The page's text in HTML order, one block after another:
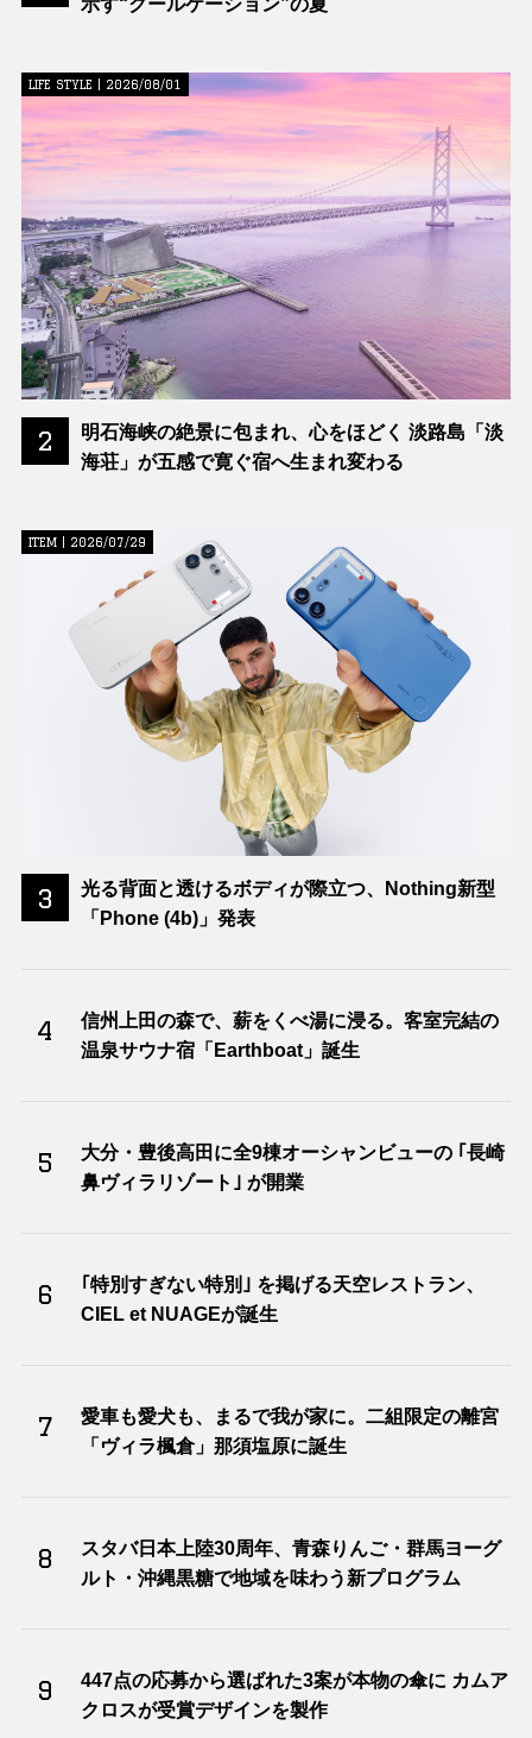
2
LIFE STYLE | 2026/08/01
明石海峡の絶景に包まれ、心をほどく 淡路島「淡
海荘」が五感で寛ぐ宿へ生まれ変わる
3
ITEM | 2026/07/29
光る背面と透けるボディが際立つ、Nothing新型
「Phone (4b)」発表
4
信州上田の森で、薪をくべ湯に浸る。客室完結の
温泉サウナ宿「Earthboat」誕生
5
大分・豊後高田に全9棟オーシャンビューの ｢長崎
鼻ヴィラリゾート｣ が開業
6
｢特別すぎない特別｣ を掲げる天空レストラン、
CIEL et NUAGEが誕生
7
愛車も愛犬も、まるで我が家に。二組限定の離宮
「ヴィラ楓倉」那須塩原に誕生
8
スタバ日本上陸30周年、青森りんご・群馬ヨーグ
ルト・沖縄黒糖で地域を味わう新プログラム
9
447点の応募から選ばれた3案が本物の傘に カムア
クロスが受賞デザインを製作